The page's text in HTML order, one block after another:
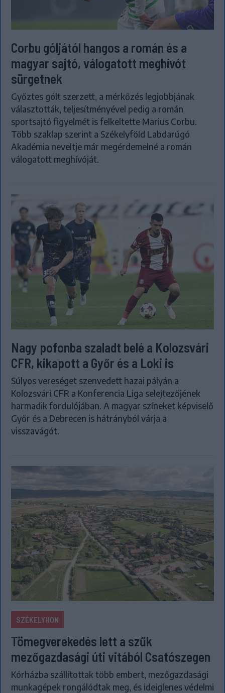
Corbu góljától hangos a román és a
magyar sajtó, válogatott meghívót
sürgetnek
Győztes gólt szerzett, a mérkőzés legjobbjának
választották, teljesítményével pedig a román
sportsajtó figyelmét is felkeltette Marius Corbu.
Több szaklap szerint a Székelyföld Labdarúgó
Akadémia neveltje már megérdemelné a román
válogatott meghívóját.
Nagy pofonba szaladt belé a Kolozsvári
CFR, kikapott a Győr és a Loki is
Súlyos vereséget szenvedett hazai pályán a
Kolozsvári CFR a Konferencia Liga selejtezőjének
harmadik fordulójában. A magyar színeket képviselő
Győr és a Debrecen is hátrányból várja a
visszavágót.
SZÉKELYHON
Tömegverekedés lett a szűk
mezőgazdasági úti vitából Csatószegen
Kórházba szállítottak több embert, mezőgazdasági
munkagépek rongálódtak meg, és ideiglenes védelmi